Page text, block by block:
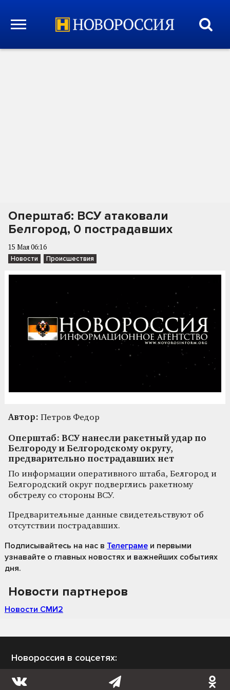
Оперштаб: ВСУ атаковали
Белгород, 0 пострадавших
15 Мая 06:16
Новости Происшествия
Автор: Петров Федор
Оперштаб: ВСУ нанесли ракетный удар по
Белгороду и Белгородскому округу,
предварительно пострадавших нет
По информации оперативного штаба, Белгород и
Белгородский округ подверглись ракетному
обстрелу со стороны ВСУ.
Предварительные данные свидетельствуют об
отсутствии пострадавших.
Подписывайтесь на нас в Телеграме и первыми
узнавайте о главных новостях и важнейших событиях
дня.
Новости партнеров
Новости СМИ2
Новороссия в соцсетях: